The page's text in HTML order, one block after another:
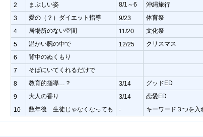
2 まぶしい姿 8/1～6 沖縄旅行
3 愛の（？）ダイエット指導 9/23 体育祭
4 居場所のない空間 11/20 文化祭
5 温かい腕の中で 12/25 クリスマス
6 背中のぬくもり
7 そばにいてくれるだけで
8 教育的指導…？ 3/14 グッドED
9 大人の香り 3/14 恋愛ED
10 数年後 生徒じゃなくなっても - キーワード３つを入